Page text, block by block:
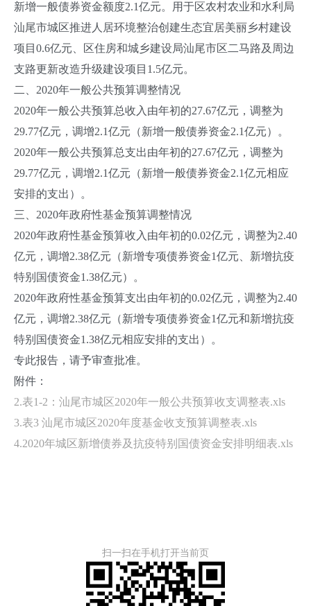
新增一般债券资金额度2.1亿元。用于区农村农业和水利局
汕尾市城区推进人居环境整治创建生态宜居美丽乡村建设
项目0.6亿元、区住房和城乡建设局汕尾市区二马路及周边
支路更新改造升级建设项目1.5亿元。
二、2020年一般公共预算调整情况
2020年一般公共预算总收入由年初的27.67亿元，调整为
29.77亿元，调增2.1亿元（新增一般债券资金2.1亿元）。
2020年一般公共预算总支出由年初的27.67亿元，调整为
29.77亿元，调增2.1亿元（新增一般债券资金2.1亿元相应
安排的支出）。
三、2020年政府性基金预算调整情况
2020年政府性基金预算收入由年初的0.02亿元，调整为2.40
亿元，调增2.38亿元（新增专项债券资金1亿元、新增抗疫
特别国债资金1.38亿元）。
2020年政府性基金预算支出由年初的0.02亿元，调整为2.40
亿元，调增2.38亿元（新增专项债券资金1亿元和新增抗疫
特别国债资金1.38亿元相应安排的支出）。
专此报告，请予审查批准。
附件：
2.表1-2：汕尾市城区2020年一般公共预算收支调整表.xls
3.表3 汕尾市城区2020年度基金收支预算调整表.xls
4.2020年城区新增债券及抗疫特别国债资金安排明细表.xls
扫一扫在手机打开当前页